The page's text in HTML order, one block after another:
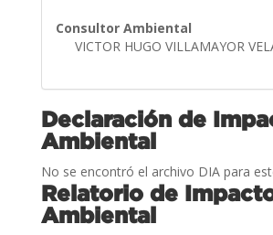
Consultor Ambiental
VICTOR HUGO VILLAMAYOR
Declaración de
Ambiental
No se encontró el archivo DIA para
Relatorio de
Ambiental